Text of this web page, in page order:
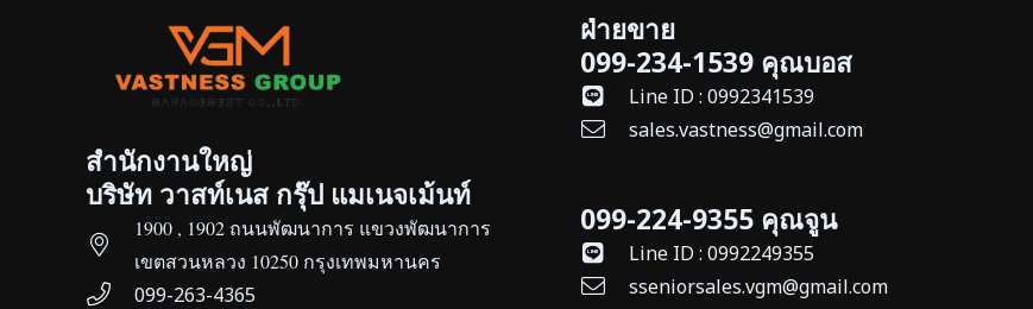
สำนักงานใหญ่
บริษัท วาสท์เนส กรุ๊ป แมเนจเม้นท์
1900 , 1902 ถนนพัฒนาการ แขวงพัฒนาการ
เขตสวนหลวง 10250 กรุงเทพมหานคร
099-263-4365
ฝ่ายขาย
099-234-1539 คุณบอส
Line ID : 0992341539
sales.vastness@gmail.com
099-224-9355 คุณจูน
Line ID : 0992249355
sseniorsales.vgm@gmail.com